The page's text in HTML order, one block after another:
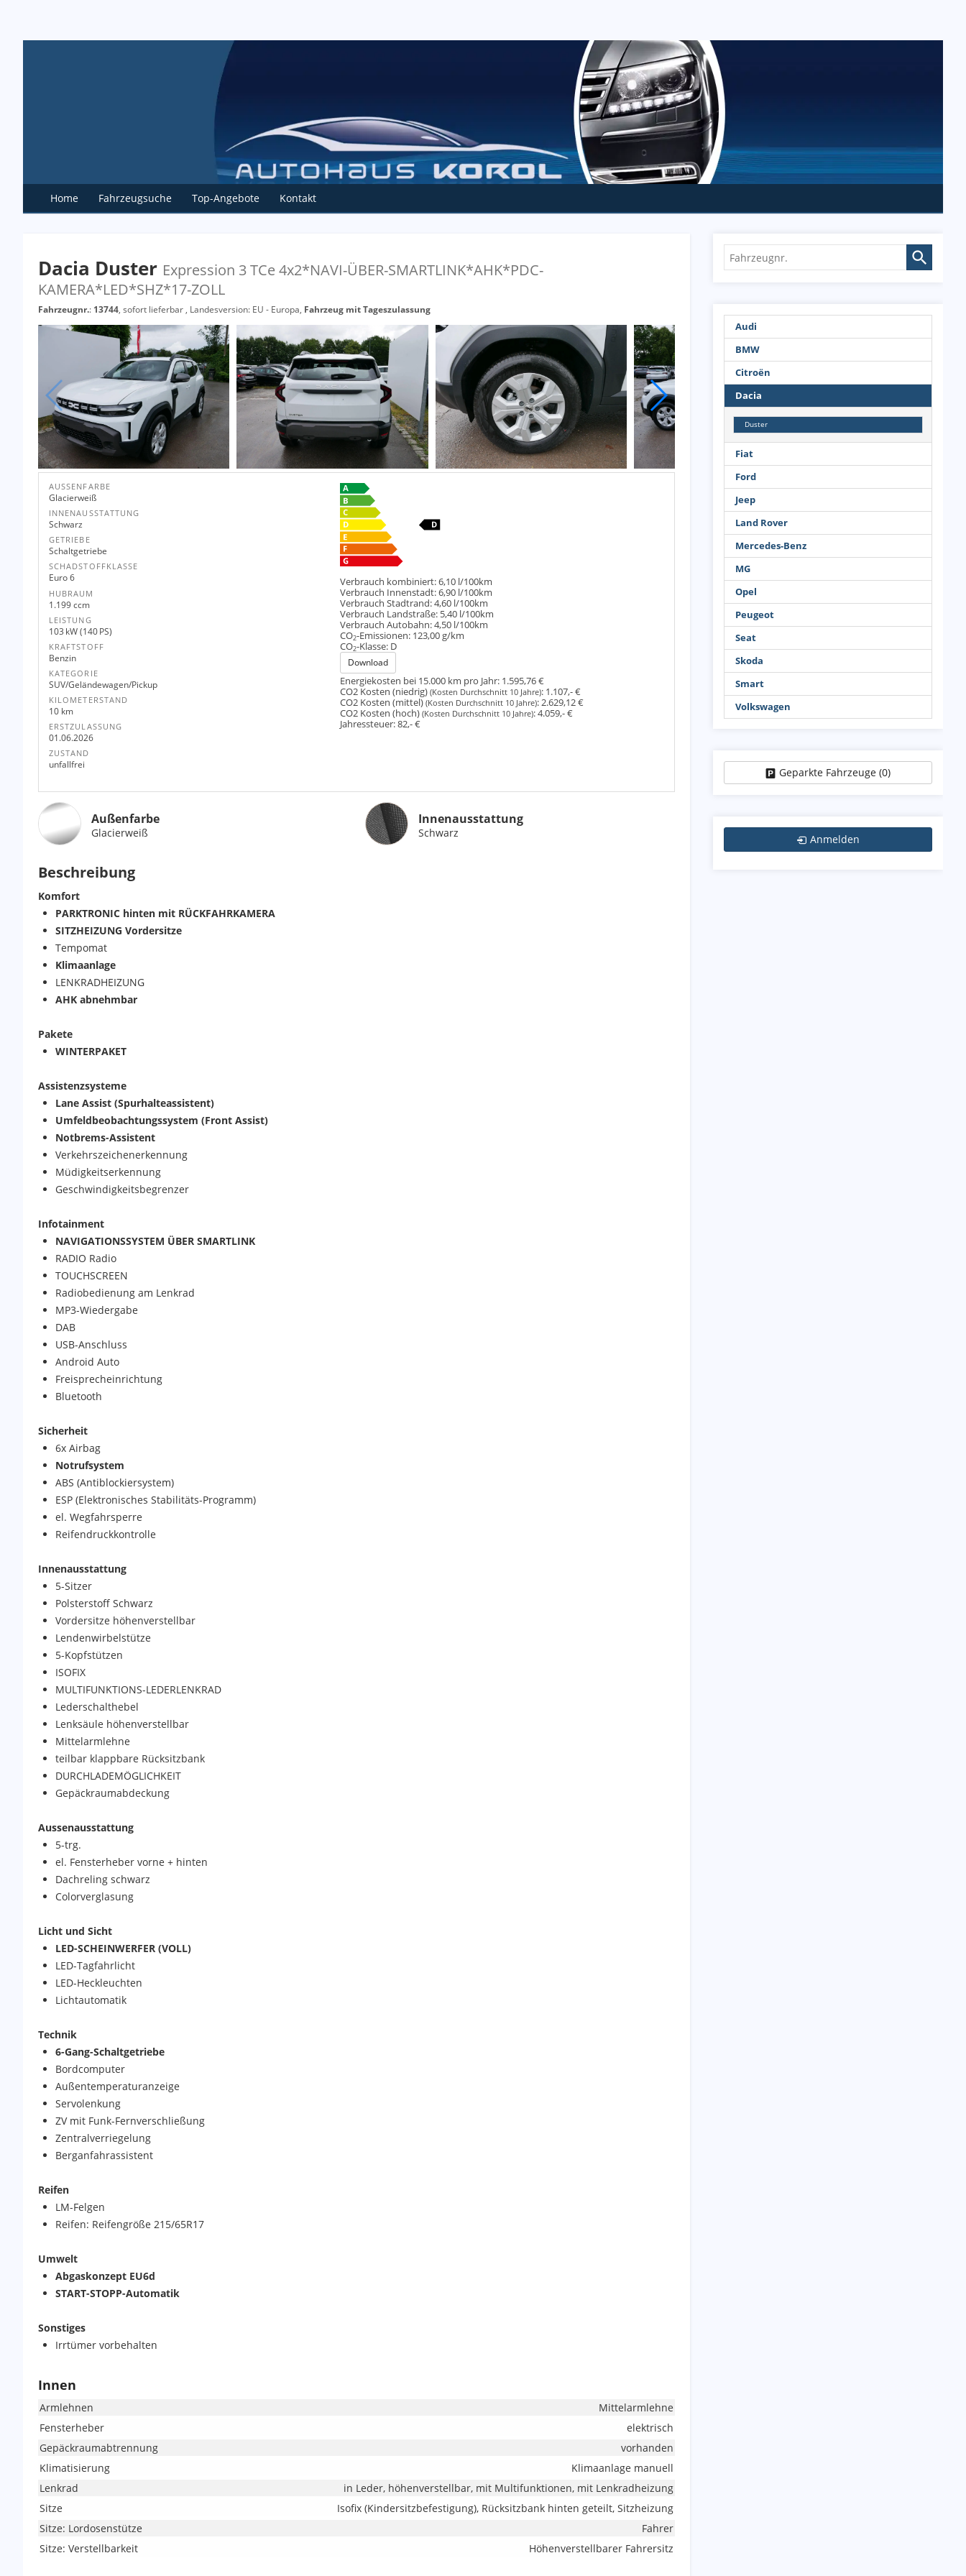
Home Fahrzeugsuche Top-Angebote Kontakt
Dacia Duster Expression 3 TCe 4x2*NAVI-ÜBER-SMARTLINK*AHK*PDC-
KAMERA*LED*SHZ*17-ZOLL
Fahrzeugnr.: 13744, sofort lieferbar , Landesversion: EU - Europa, Fahrzeug mit Tageszulassung
AUSSENFARBE
Glacierweiß
INNENAUSSTATTUNG
Schwarz
GETRIEBE
Schaltgetriebe
SCHADSTOFFKLASSE
Euro 6
HUBRAUM
1.199 ccm
LEISTUNG
103 kW (140 PS)
KRAFTSTOFF
Benzin
KATEGORIE
SUV/Geländewagen/Pickup
KILOMETERSTAND
10 km
ERSTZULASSUNG
01.06.2026
ZUSTAND
unfallfrei
Verbrauch kombiniert:6,10 l/100km
Verbrauch Innenstadt:6,90 l/100km
Verbrauch Stadtrand:4,60 l/100km
Verbrauch Landstraße: 5,40 l/100km
Verbrauch Autobahn:4,50 l/100km
CO2-Emissionen: 123,00 g/km
CO2-Klasse: D
Download
Energiekosten bei 15.000 km pro Jahr: 1.595,76 €
CO2 Kosten (niedrig) (Kosten Durchschnitt 10 Jahre): 1.107,- €
CO2 Kosten (mittel) (Kosten Durchschnitt 10 Jahre):2.629,12 €
CO2 Kosten (hoch) (Kosten Durchschnitt 10 Jahre):4.059,- €
Jahressteuer:82,- €
Außenfarbe
Glacierweiß
Innenausstattung
Innenausstattung
Schwarz
Beschreibung
Komfort
PARKTRONIC hinten mit RÜCKFAHRKAMERA
SITZHEIZUNG Vordersitze
Tempomat
Klimaanlage
LENKRADHEIZUNG
AHK abnehmbar
Pakete
WINTERPAKET
Assistenzsysteme
Lane Assist (Spurhalteassistent)
Umfeldbeobachtungssystem (Front Assist)
Notbrems-Assistent
Verkehrszeichenerkennung
Müdigkeitserkennung
Geschwindigkeitsbegrenzer
Infotainment
NAVIGATIONSSYSTEM ÜBER SMARTLINK
RADIO Radio
TOUCHSCREEN
Radiobedienung am Lenkrad
MP3-Wiedergabe
DAB
USB-Anschluss
Android Auto
Freisprecheinrichtung
Bluetooth
Sicherheit
6x Airbag
Notrufsystem
ABS (Antiblockiersystem)
ESP (Elektronisches Stabilitäts-Programm)
el. Wegfahrsperre
Reifendruckkontrolle
Innenausstattung
5-Sitzer
Polsterstoff Schwarz
Vordersitze höhenverstellbar
Lendenwirbelstütze
5-Kopfstützen
ISOFIX
MULTIFUNKTIONS-LEDERLENKRAD
Lederschalthebel
Lenksäule höhenverstellbar
Mittelarmlehne
teilbar klappbare Rücksitzbank
DURCHLADEMÖGLICHKEIT
Gepäckraumabdeckung
Aussenausstattung
5-trg.
el. Fensterheber vorne + hinten
Dachreling schwarz
Colorverglasung
Licht und Sicht
LED-SCHEINWERFER (VOLL)
LED-Tagfahrlicht
LED-Heckleuchten
Lichtautomatik
Technik
6-Gang-Schaltgetriebe
Bordcomputer
Außentemperaturanzeige
Servolenkung
ZV mit Funk-Fernverschließung
Zentralverriegelung
Berganfahrassistent
Reifen
LM-Felgen
Reifen: Reifengröße 215/65R17
Umwelt
Abgaskonzept EU6d
START-STOPP-Automatik
Sonstiges
Irrtümer vorbehalten
Innen
Armlehnen
Mittelarmlehne
Fensterheber
elektrisch
Gepäckraumabtrennung
vorhanden
Klimatisierung
Klimaanlage manuell
Lenkrad
in Leder, höhenverstellbar, mit Multifunktionen, mit Lenkradheizung
Sitze
Isofix (Kindersitzbefestigung), Rücksitzbank hinten geteilt, Sitzheizung
Sitze: Lordosenstütze
Fahrer
Sitze: Verstellbarkeit
Höhenverstellbarer Fahrersitz
Fahrzeugnr.
Audi
BMW
Citroën
Dacia
Duster
Fiat
Ford
Jeep
Land Rover
Mercedes-Benz
MG
Opel
Peugeot
Seat
Skoda
Smart
Volkswagen
Geparkte Fahrzeuge (0)
Anmelden